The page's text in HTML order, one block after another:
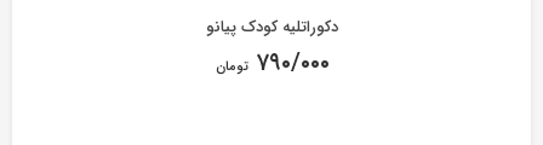
دکوراتلیه کودک پیانو
۷۹۰/۰۰۰ تومان